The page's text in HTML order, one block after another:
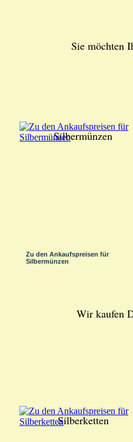
Sie möchten
Silbermünzen
Zu den Ankaufspreisen für
Silbermünzen
Wir kaufen
Silberketten